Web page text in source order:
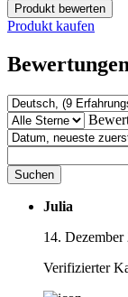
Produkt bewerten
Produkt kaufen
Suchen
Julia
14. Dezember
Verifizierter